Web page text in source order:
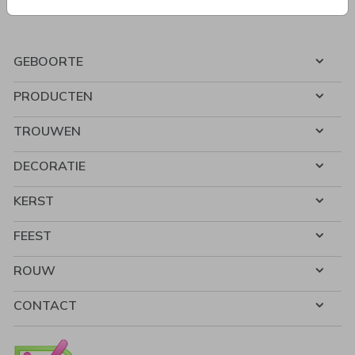
GEBOORTE
PRODUCTEN
TROUWEN
DECORATIE
KERST
FEEST
ROUW
CONTACT